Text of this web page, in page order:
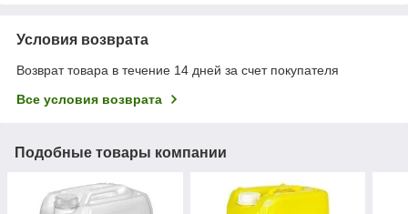
Условия возврата
Возврат товара в течение 14 дней за счет покупателя
Все условия возврата
Подобные товары компании